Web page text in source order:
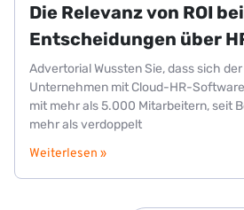
Die Relevanz von ROI bei
Entscheidungen über
Advertorial Wussten Sie, dass sich
Unternehmen mit Cloud-HR-
mit mehr als 5.000 Mitarbeitern, seit
mehr als verdoppelt
Weiterlesen »